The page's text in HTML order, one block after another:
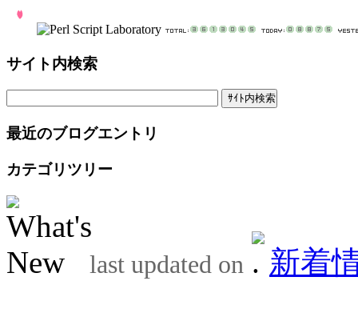
サイト内検索
最近のブログエントリ
カテゴリツリー
last updated on
新着